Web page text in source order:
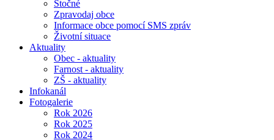
Stočné
Zpravodaj obce
Informace obce pomocí SMS zpráv
Životní situace
Aktuality
Obec - aktuality
Farnost - aktuality
ZŠ - aktuality
Infokanál
Fotogalerie
Rok 2026
Rok 2025
Rok 2024